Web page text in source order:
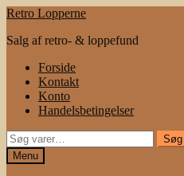
Spring
navigation
Spring
indhold
Retro Lopperne
Salg af retro- & loppefund
Forside
Kontakt
Konto
Handelsbetingelser
Søg
efter:
Søg
Menu